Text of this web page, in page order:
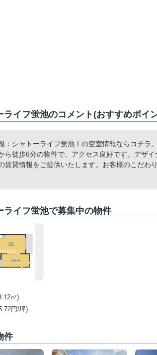
ライフ蛍池のコメント(おすすめポイ
：シャトーライフ蛍池Ⅰの空室情報ならコチラ
ら徒歩6分の物件で、アクセス良好です。デザ
賃貸情報をご提供いたします。お客様のこだわ
ライフ蛍池で募集中の物件
㎡)
円/坪)
件